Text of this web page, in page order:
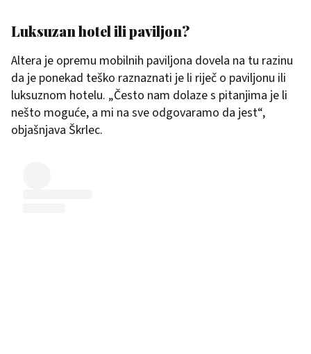
Luksuzan hotel ili paviljon?
Altera je opremu mobilnih paviljona dovela na tu razinu
da je ponekad teško raznaznati je li riječ o paviljonu ili
luksuznom hotelu. „Često nam dolaze s pitanjima je li
nešto moguće, a mi na sve odgovaramo da jest“,
objašnjava Škrlec.